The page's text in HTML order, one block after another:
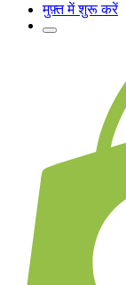
मुफ़्त में शुरू करें